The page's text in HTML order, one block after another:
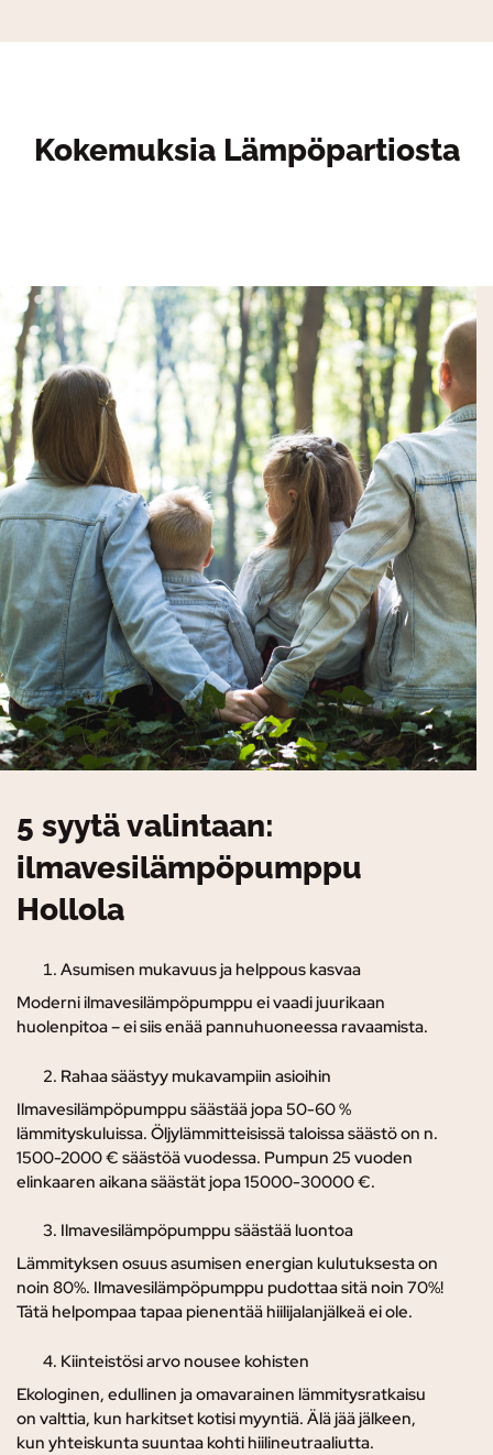
Kokemuksia Lämpöpartiosta
5 syytä valintaan:
ilmavesilämpöpumppu
Hollola
Asumisen mukavuus ja helppous kasvaa
Moderni ilmavesilämpöpumppu ei vaadi juurikaan
huolenpitoa – ei siis enää pannuhuoneessa ravaamista.
Rahaa säästyy mukavampiin asioihin
Ilmavesilämpöpumppu säästää jopa 50-60 %
lämmityskuluissa. Öljylämmitteisissä taloissa säästö on n.
1500-2000 € säästöä vuodessa. Pumpun 25 vuoden
elinkaaren aikana säästät jopa 15000-30000 €.
Ilmavesilämpöpumppu säästää luontoa
Lämmityksen osuus asumisen energian kulutuksesta on
noin 80%. Ilmavesilämpöpumppu pudottaa sitä noin 70%!
Tätä helpompaa tapaa pienentää hiilijalanjälkeä ei ole.
Kiinteistösi arvo nousee kohisten
Ekologinen, edullinen ja omavarainen lämmitysratkaisu
on valttia, kun harkitset kotisi myyntiä. Älä jää jälkeen,
kun yhteiskunta suuntaa kohti hiilineutraaliutta.